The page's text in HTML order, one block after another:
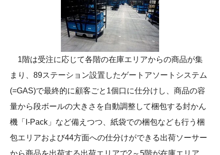
1階は受注に応じて各階の在庫エリアからの商品が集
まり、89ステーション設置したゲートアソートシステム
(=GAS)で最終的に顧客ごと1個口に仕分けし、商品の容
量から段ボールの大きさを自動調整して梱包する封かん
機「I-Pack」など備えつつ、紙袋での梱包なども行う梱
包エリアおよび44方面への仕分けができる出荷ソーサー
から商品を出荷する出荷エリアで2～5階が在庫エリア